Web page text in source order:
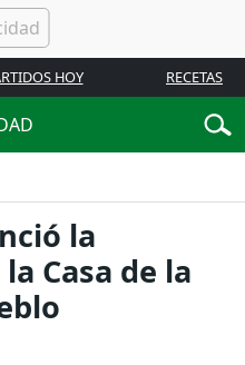
HOY RECETAS
la
Casa de la